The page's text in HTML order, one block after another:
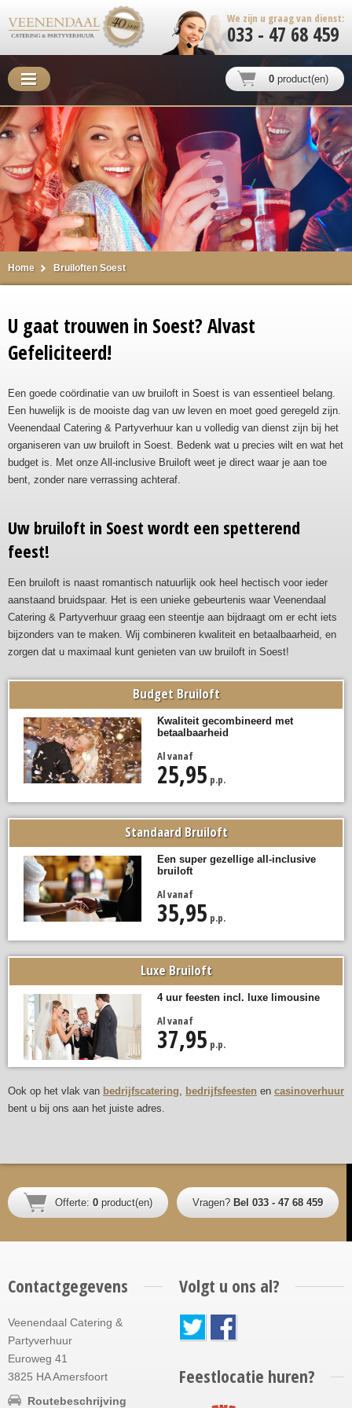
We zijn u graag van dienst:
033 - 47 68 459
0 product(en)
Home Bruiloften Soest
U gaat trouwen in Soest? Alvast
Gefeliciteerd!
Een goede coördinatie van uw bruiloft in Soest is van essentieel belang.
Een huwelijk is de mooiste dag van uw leven en moet goed geregeld zijn.
Veenendaal Catering & Partyverhuur kan u volledig van dienst zijn bij het
organiseren van uw bruiloft in Soest. Bedenk wat u precies wilt en wat het
budget is. Met onze All-inclusive Bruiloft weet je direct waar je aan toe
bent, zonder nare verrassing achteraf.
Uw bruiloft in Soest wordt een spetterend
feest!
Een bruiloft is naast romantisch natuurlijk ook heel hectisch voor ieder
aanstaand bruidspaar. Het is een unieke gebeurtenis waar Veenendaal
Catering & Partyverhuur graag een steentje aan bijdraagt om er echt iets
bijzonders van te maken. Wij combineren kwaliteit en betaalbaarheid, en
zorgen dat u maximaal kunt genieten van uw bruiloft in Soest!
Budget Bruiloft
Kwaliteit gecombineerd met
betaalbaarheid
Al vanaf
25,95 p.p.
Standaard Bruiloft
Een super gezellige all-inclusive
bruiloft
Al vanaf
35,95 p.p.
Luxe Bruiloft
4 uur feesten incl. luxe limousine
Al vanaf
37,95 p.p.
Ook op het vlak van bedrijfscatering, bedrijfsfeesten en casinoverhuur
bent u bij ons aan het juiste adres.
Offerte: 0 product(en) Vragen? Bel 033 - 47 68 459
Contactgegevens
Veenendaal Catering &
Partyverhuur
Euroweg 41
3825 HA Amersfoort
Routebeschrijving
Volgt u ons al?
Feestlocatie huren?